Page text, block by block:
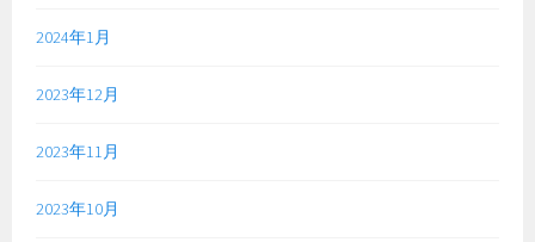
2024年1月
2023年12月
2023年11月
2023年10月